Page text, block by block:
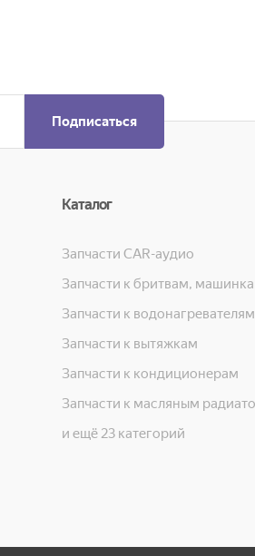
Подписаться
Каталог
Запчасти CAR-аудио
Запчасти к водонагревателям
Запчасти к вытяжкам
Запчасти к кондиционерам
и ещё 23 категорий